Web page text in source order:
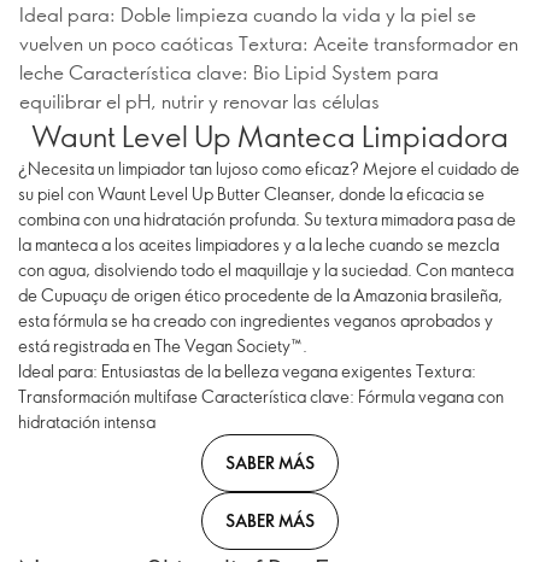
Ideal para: Doble limpieza cuando la vida y la piel se
vuelven un poco caóticas Textura: Aceite transformador en
leche Característica clave: Bio Lipid System para
equilibrar el pH, nutrir y renovar las células
Waunt Level Up Manteca Limpiadora
¿Necesita un limpiador tan lujoso como eficaz? Mejore el cuidado de
su piel con Waunt Level Up Butter Cleanser, donde la eficacia se
combina con una hidratación profunda. Su textura mimadora pasa de
la manteca a los aceites limpiadores y a la leche cuando se mezcla
con agua, disolviendo todo el maquillaje y la suciedad. Con manteca
de Cupuaçu de origen ético procedente de la Amazonia brasileña,
esta fórmula se ha creado con ingredientes veganos aprobados y
está registrada en The Vegan Society™.
Ideal para: Entusiastas de la belleza vegana exigentes Textura:
Transformación multifase Característica clave: Fórmula vegana con
hidratación intensa
SABER MÁS
SABER MÁS